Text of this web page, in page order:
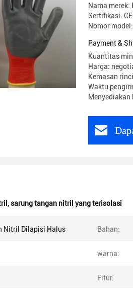
Nama merek:
Sertifikasi:
Nomor
Payment &
Kuantitas
Harga:
Kemasan
Waktu
,sarung tangan nitril yang terisolasi
Nitril Dilapisi Halus Bahan:
warna:
Fitur: